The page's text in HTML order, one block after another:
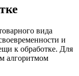
вида
и
к обработке. Для
алгоритмом